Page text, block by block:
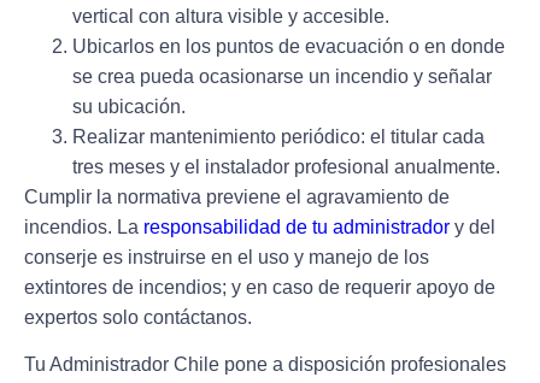
vertical con altura visible y accesible.
Ubicarlos en los puntos de evacuación o en donde
se crea pueda ocasionarse un incendio y señalar
su ubicación.
Realizar mantenimiento periódico: el titular cada
tres meses y el instalador profesional anualmente.
Cumplir la normativa previene el agravamiento de
incendios. La responsabilidad de tu administrador y del
conserje es instruirse en el uso y manejo de los
extintores de incendios; y en caso de requerir apoyo de
expertos solo contáctanos.
Tu Administrador Chile pone a disposición profesionales